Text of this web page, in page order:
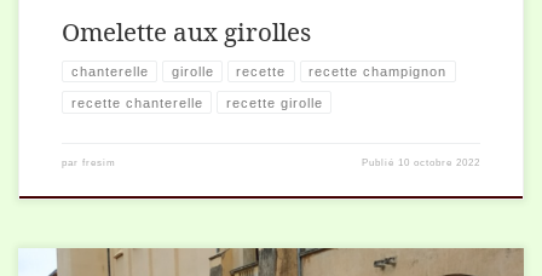
Omelette aux girolles
chanterelle girolle recette recette champignon
recette chanterelle recette girolle
par fresim Publié 10 octobre 2022